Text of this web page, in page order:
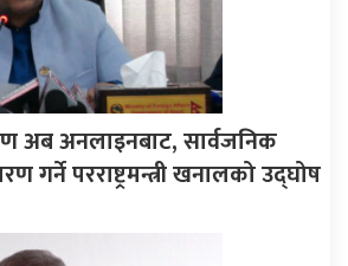
अब अनलाइनबाट, सार्वजनिक
गर्ने परराष्ट्रमन्त्री खनालको उद्घोष